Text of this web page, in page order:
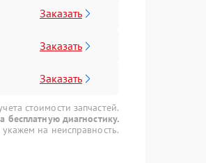
Заказать
Заказать
Заказать
стоимости запчастей.
бесплатную диагностику.
на неисправность.